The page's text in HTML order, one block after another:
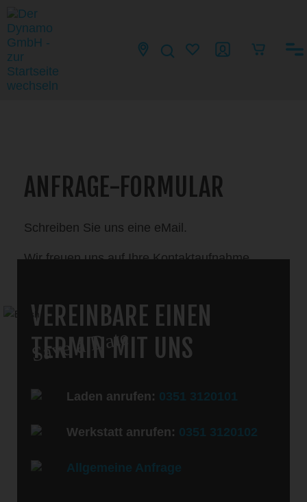
ANFRAGE-FORMULAR
Schreiben Sie uns eine eMail.
Wir freuen uns auf Ihre Kontaktaufnahme.
Save a Date
VEREINBARE EINEN
TERMIN MIT UNS
Laden anrufen: 0351 3120101
Werkstatt anrufen: 0351 3120102
Allgemeine Anfrage